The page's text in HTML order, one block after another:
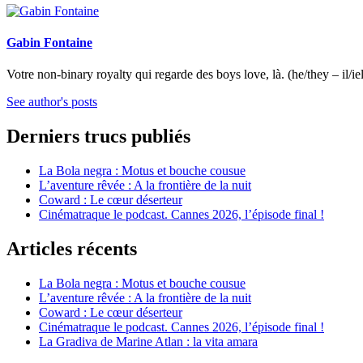
Gabin Fontaine
Votre non-binary royalty qui regarde des boys love, là. (he/they – il/
See author's posts
Derniers trucs publiés
La Bola negra : Motus et bouche cousue
L’aventure rêvée : A la frontière de la nuit
Coward : Le cœur déserteur
Cinématraque le podcast. Cannes 2026, l’épisode final !
Articles récents
La Bola negra : Motus et bouche cousue
L’aventure rêvée : A la frontière de la nuit
Coward : Le cœur déserteur
Cinématraque le podcast. Cannes 2026, l’épisode final !
La Gradiva de Marine Atlan : la vita amara